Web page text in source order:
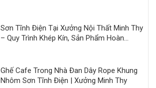
Sơn Tĩnh Điện Tại Xưởng Nội Thất Minh Thy
– Quy Trình Khép Kín, Sản Phẩm Hoàn
Ghế Cafe Trong Nhà Đan Dây Rope Khung
Nhôm Sơn Tĩnh Điện | Xưởng Minh Thy